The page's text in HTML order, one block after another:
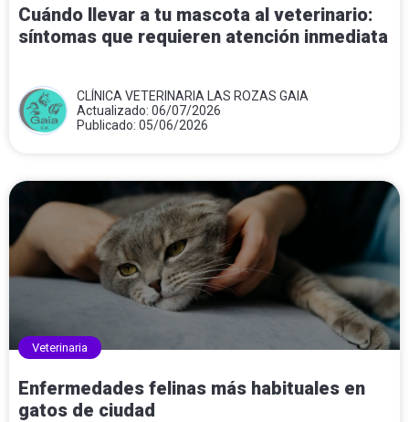
Cuándo llevar a tu mascota al veterinario:
síntomas que requieren atención inmediata
CLÍNICA VETERINARIA LAS ROZAS GAIA
Actualizado: 06/07/2026
Publicado: 05/06/2026
Veterinaria
Enfermedades felinas más habituales en
gatos de ciudad